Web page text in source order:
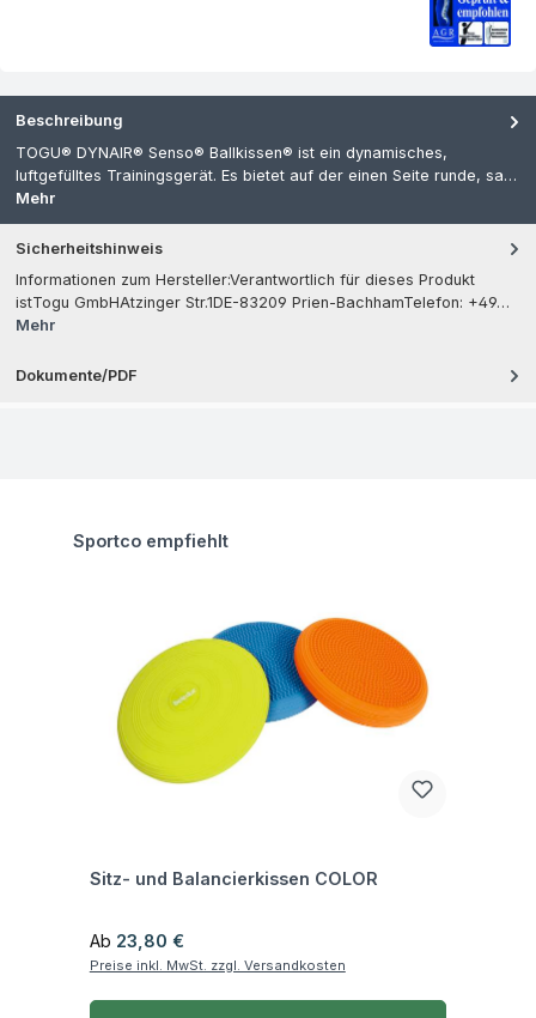
Beschreibung
TOGU® DYNAIR® Senso® Ballkissen® ist ein dynamisches,
luftgefülltes Trainingsgerät. Es bietet auf der einen Seite runde, sa…
Mehr
Sicherheitshinweis
Informationen zum Hersteller:Verantwortlich für dieses Produkt
istTogu GmbHAtzinger Str.1DE-83209 Prien-BachhamTelefon: +49…
Mehr
Dokumente/PDF
Produktgalerie überspringen
Sportco empfiehlt
Sitz- und Balancierkissen COLOR
Regulärer Preis:
Ab 23,80 €
Preise inkl. MwSt. zzgl. Versandkosten